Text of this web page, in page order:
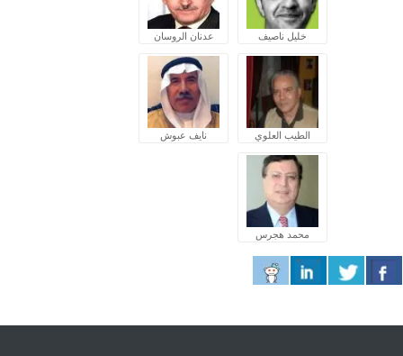
خليل ناصيف عدنان الروسان
الطيب العلوي نايف عبوش
محمد هجرس